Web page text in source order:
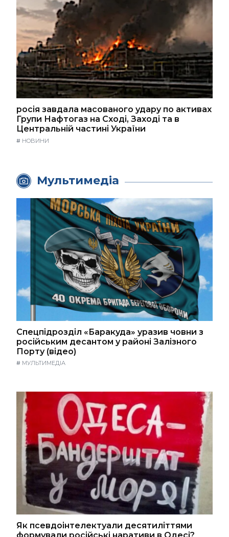
росія завдала масованого удару по активах
Групи Нафтогаз на Сході, Заході та в
Центральній частині України
# НОВИНИ
Мультимедіа
Спецпідрозділ «Баракуда» уразив човни з
російським десантом у районі Залізного
Порту (відео)
# МУЛЬТИМЕДІА
Як псевдоінтелектуали десятиліттями